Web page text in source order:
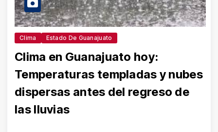
Clima Estado De Guanajuato
Clima en Guanajuato hoy:
Temperaturas templadas y nubes
dispersas antes del regreso de
las lluvias